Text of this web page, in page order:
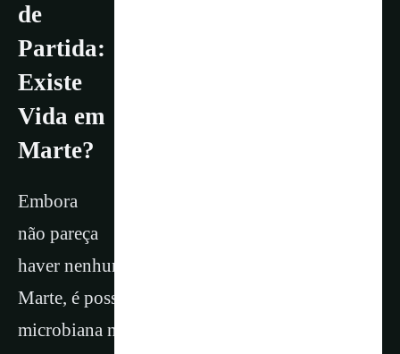
de
Partida:
Existe
Vida em
Marte?
Embora
não pareça
haver nenhum “homenzinho verde ” habitando
Marte, é possível que tenha existido vida
microbiana no passado.